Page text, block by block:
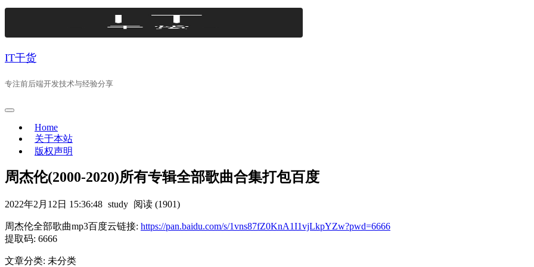
Skip
IT干货
专注前后端开发技术与经验分享
Home
关于本站
版权声明
周杰伦(2000-2020)所有专辑全部歌曲合集打包百度
2022年2月12日 15:36:48 study 阅读 (1901)
周杰伦全部歌曲mp3百度云链接: https://pan.baidu.com/s/1vns87fZ0KnA1I1vjLkpYZw?pwd=6666
提取码: 6666
文章分类: 未分类